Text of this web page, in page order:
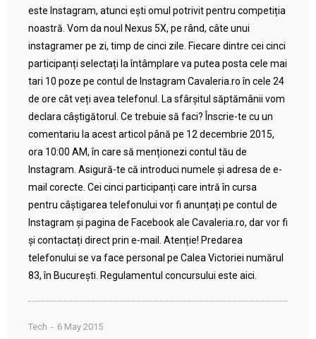
este Instagram, atunci ești omul potrivit pentru competiția
noastră. Vom da noul Nexus 5X, pe rând, câte unui
instagramer pe zi, timp de cinci zile. Fiecare dintre cei cinci
participanți selectați la întâmplare va putea posta cele mai
tari 10 poze pe contul de Instagram Cavaleria.ro în cele 24
de ore cât veți avea telefonul. La sfârșitul săptămânii vom
declara câștigătorul. Ce trebuie să faci? Înscrie-te cu un
comentariu la acest articol până pe 12 decembrie 2015,
ora 10:00 AM, în care să menționezi contul tău de
Instagram. Asigură-te că introduci numele și adresa de e-
mail corecte. Cei cinci participanți care intră în cursa
pentru câștigarea telefonului vor fi anunțați pe contul de
Instagram și pagina de Facebook ale Cavaleria.ro, dar vor fi
și contactați direct prin e-mail. Atenție! Predarea
telefonului se va face personal pe Calea Victoriei numărul
83, în București. Regulamentul concursului este aici.
Tech 6 May 2015